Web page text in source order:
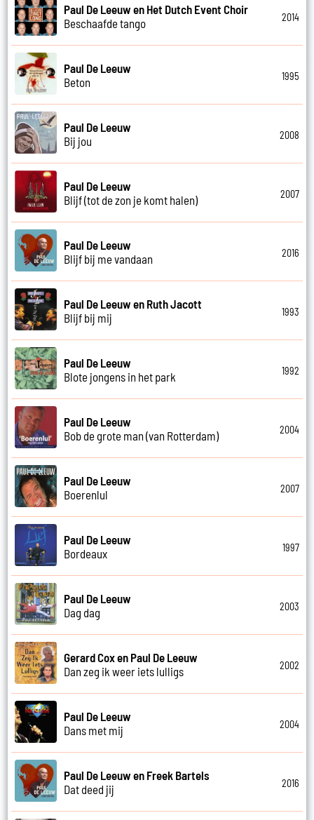
Paul De Leeuw en Het Dutch Event Choir
Beschaafde tango
2014
Paul De Leeuw
Beton
1995
Paul De Leeuw
Bij jou
2008
Paul De Leeuw
Blijf (tot de zon je komt halen)
2007
Paul De Leeuw
Blijf bij me vandaan
2016
Paul De Leeuw en Ruth Jacott
Blijf bij mij
1993
Paul De Leeuw
Blote jongens in het park
1992
Paul De Leeuw
Bob de grote man (van Rotterdam)
2004
Paul De Leeuw
Boerenlul
2007
Paul De Leeuw
Bordeaux
1997
Paul De Leeuw
Dag dag
2003
Gerard Cox en Paul De Leeuw
Dan zeg ik weer iets lulligs
2002
Paul De Leeuw
Dans met mij
2004
Paul De Leeuw en Freek Bartels
Dat deed jij
2016